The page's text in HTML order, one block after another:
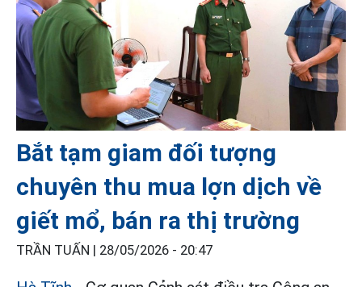
Bắt tạm giam đối tượng
chuyên thu mua lợn dịch về
giết mổ, bán ra thị trường
TRẦN TUẤN | 28/05/2026 - 20:47